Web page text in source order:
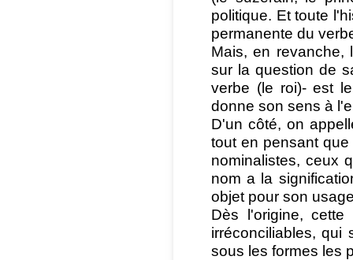
politique. Et toute
permanente du
Mais, en revanche,
sur la question de
verbe (le roi)- est
donne son sens à
D'un côté, on
tout en pensant
nominalistes, ceux
nom a la
objet pour son
Dès l'origine,
irréconciliables, qui
sous les formes les